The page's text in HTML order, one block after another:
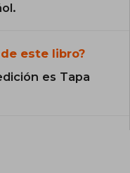
este libro?
es Tapa